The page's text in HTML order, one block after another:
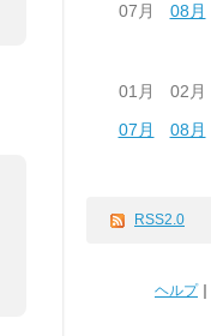
07月
08月
01月 02月
07月
08月
RSS2.0
ヘルプ｜